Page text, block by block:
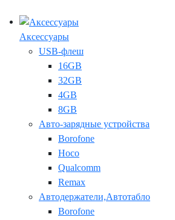
Аксессуары
USB-флеш
16GB
32GB
4GB
8GB
Авто-зарядные устройства
Borofone
Hoco
Qualcomm
Remax
Автодержатели,Автотабло
Borofone